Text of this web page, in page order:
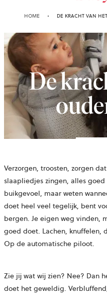
HOME DE KRACHT VAN
De
Verzorgen, troosten, zorgen
slaapliedjes zingen, alles
buikgevoel, maar weten
doet heel veel tegelijk, bent
bergen. Je eigen weg vinden,
goed doet. Lachen, knuffelen,
Op de automatische piloot. ​
Zie jij wat wij zien? Nee? Dan
doet het geweldig.